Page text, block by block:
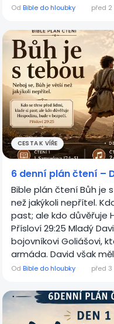
Od Bible do hloubky před
CESTA K VÍŘE
6 denní plán čtení –
Bible plán čtení Bůh je
než jakýkoli nepřítel.
past; ale kdo důvěřuje
Přísloví 29:25 Mladý
bojovníkovi Goliášovi,
armáda. David však
Od Bible do hloubky před